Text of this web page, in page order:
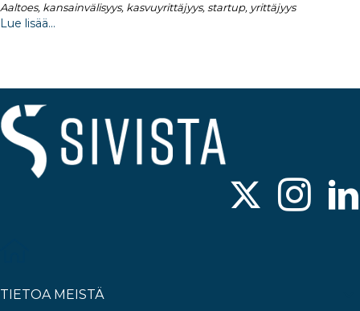
Aaltoes, kansainvälisyys, kasvuyrittäjyys, startup, yrittäjyys
Lue lisää...
TIETOA MEISTÄ